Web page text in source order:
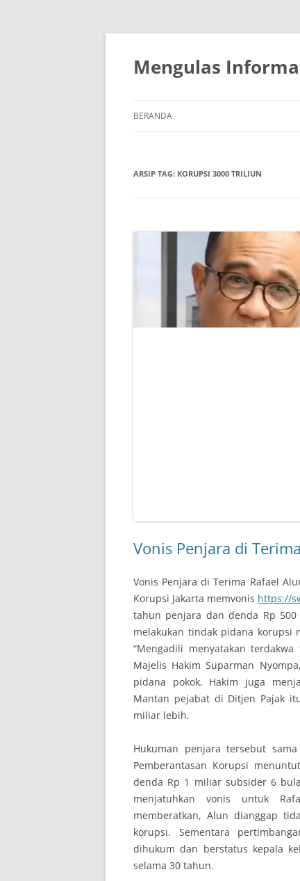
Mengulas
BERANDA
ARSIP TAG: KORUPSI 3000 TRILIUN
Vonis Penjara di
Vonis Penjara di Terima Rafael
Korupsi Jakarta memvonis https://
tahun penjara dan denda Rp
melakukan tindak pidana korupsi
“Mengadili menyatakan
Majelis Hakim Suparman
pidana pokok, Hakim juga
Mantan pejabat di Ditjen Pajak
miliar lebih.
Hukuman penjara tersebut
Pemberantasan Korupsi
denda Rp 1 miliar subsider 6
menjatuhkan vonis untuk
memberatkan, Alun dianggap
korupsi. Sementara
dihukum dan berstatus kepala
selama 30 tahun.